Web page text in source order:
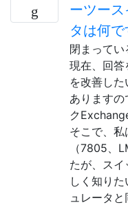
ーツー
タは何
閉まってい
現在、回答
を改善し
あります
ク
そこで、
（7805、
たが、ス
しく知り
ュレータ